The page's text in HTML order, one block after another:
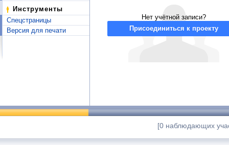
Инструменты
Спецстраницы
Версия для печати
Нет учётной записи?
Присоединиться к проекту
[0 наблюдающих